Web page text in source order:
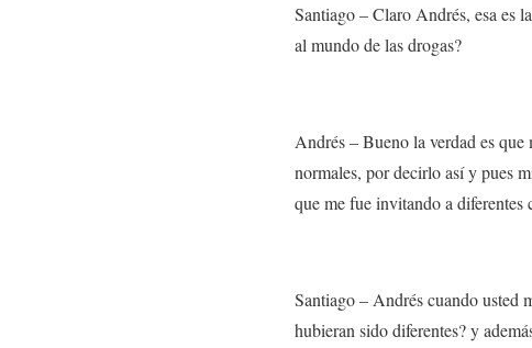
Santiago– Claro Andrés, esa es
al mundo de las drogas?
Andrés –Bueno la verdad es que
normales, por decirlo así y pues
que me fue invitando a
Santiago – Andrés cuando usted
hubieran sido diferentes? y